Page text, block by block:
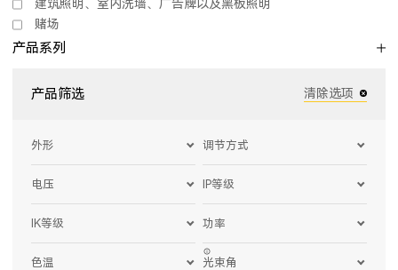
建筑照明、室内洗墙、广告牌以及黑板照明
赌场
产品系列
产品筛选 清除选项
外形 调节方式
电压 IP等级
IK等级 功率
色温 光束角